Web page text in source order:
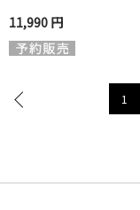
11,990 円
1